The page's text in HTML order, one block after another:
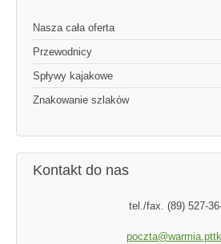
Nasza cała oferta
Przewodnicy
Spływy kajakowe
Znakowanie szlaków
Kontakt do nas
tel./fax. (89) 527-